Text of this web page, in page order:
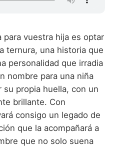
para vuestra hija es optar
ternura, una historia que
personalidad que irradia
nombre para una niña
su propia huella, con un
brillante. Con
consigo un legado de
que la acompañará a
que no solo suena